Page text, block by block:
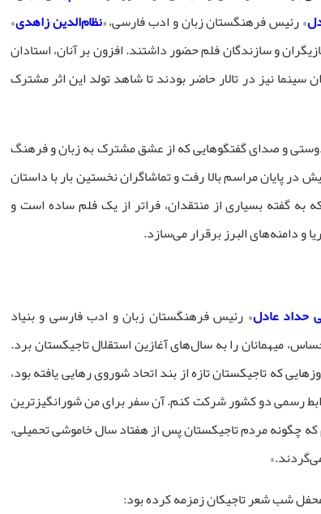
» رئیس فرهنگستان زبان و ادب فارسی، «نظام‌الدین زاهدی»
و سازندگان فلم حضور داشتند. افزون بر آنان، استادان
سینما نیز در تالار حاضر بودند تا شاهد تولد این اثر مشترک
دوستی و صدای گفتگوهایی که از عشق مشترک به زبان و فرهنگ
پایان مراسم بالا رفت و تماشاگران نخستین بار با داستان
به گفته‌ بسیاری از منتقدان، فراتر از یک فلم ساده است و
و دامنه‌های البرز برقرار می‌سازد.
حداد عادل» رئیس فرهنگستان زبان و ادب فارسی و بنیاد
میهمانان را به سال‌های آغازین استقلال تاجیکستان برد.
که تاجیکستان تازه از بند اتحاد شوروی رهایی یافته بود،
رسمی دو کشور شرکت کنم. آن سفر برای من شورانگیزترین
چگونه مردم تاجیکستان پس از هفتاد سال خاموشی تحمیلی،
شب شعر تاجیکان زمزمه کرده بود: